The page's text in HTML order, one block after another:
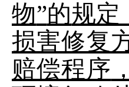
物”的规定
损害修复
赔偿程序